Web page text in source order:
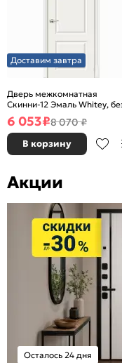
Доставим завтра
Дверь межкомнатная
Скинни-12 Эмаль Whitey,
декора, глухая, без стекла,
без кромки, скиновая
6 053₽8 070 ₽
В корзину
Акции
Осталось 24 дня